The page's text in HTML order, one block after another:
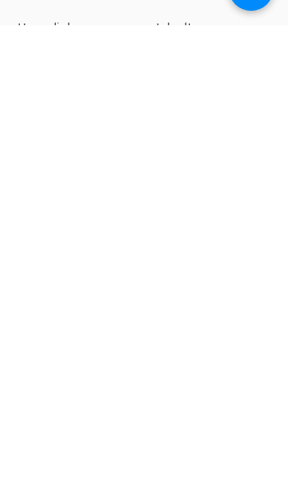
Hyperlinks zu unseren Inhalten